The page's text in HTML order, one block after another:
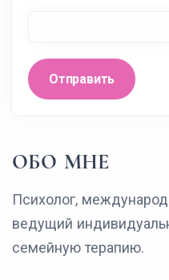
Отправить
ОБО МНЕ
Психолог,
ведущий
семейную терапию.